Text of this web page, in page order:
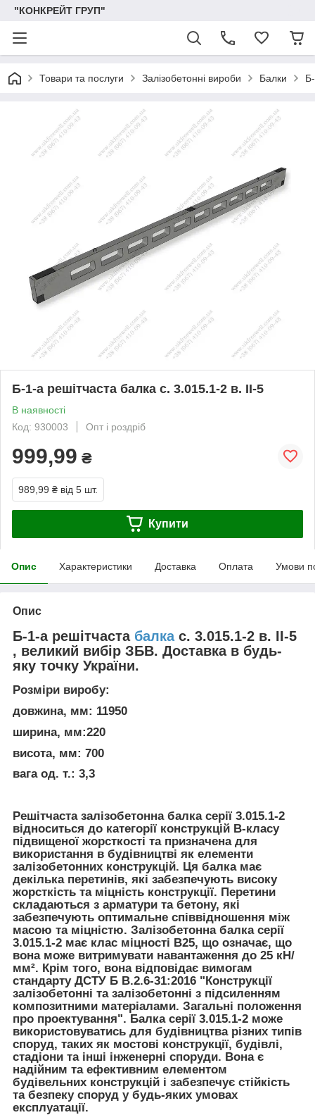
"КОНКРЕЙТ ГРУП"
Товари та послуги Залізобетонні вироби Балки
Б-1-а решітчаста балка с. 3.015.1-2 в. II-5
В наявності
Код: 930003
Опт і роздріб
999,99 ₴
989,99 ₴ від 5 шт.
Купити
Опис Характеристики Доставка Оплата Умови
Опис
Б-1-а решітчаста балкас. 3.015.1-2 в. II-5
, великий вибір ЗБВ. Доставка в будь-
яку точку України.
Розміри виробу:
довжина, мм: 11950
ширина, мм:220
висота, мм: 700
вага од. т.: 3,3
Решітчаста залізобетонна балка серії 3.015.1-2
відноситься до категорії конструкцій В-класу
підвищеної жорсткості та призначена для
використання в будівництві як елементи
залізобетонних конструкцій. Ця балка має
декілька перетинів, які забезпечують високу
жорсткість та міцність конструкції. Перетини
складаються з арматури та бетону, які
забезпечують оптимальне співвідношення між
масою та міцністю. Залізобетонна балка серії
3.015.1-2 має клас міцності В25, що означає, що
вона може витримувати навантаження до 25 кН/
мм². Крім того, вона відповідає вимогам
стандарту ДСТУ Б В.2.6-31:2016 "Конструкції
залізобетонні та залізобетонні з підсиленням
композитними матеріалами. Загальні положення
про проектування". Балка серії 3.015.1-2 може
використовуватись для будівництва різних типів
споруд, таких як мостові конструкції, будівлі,
стадіони та інші інженерні споруди. Вона є
надійним та ефективним елементом
будівельних конструкцій і забезпечує стійкість
та безпеку споруд у будь-яких умовах
експлуатації.